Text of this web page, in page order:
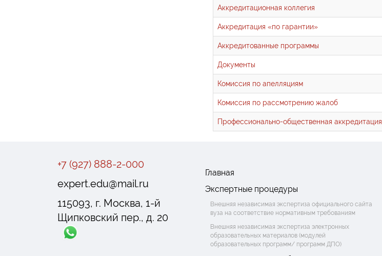
Аккредитационная коллегия
Аккредитация «по гарантии»
Аккредитованные программы
Документы
Комиссия по апелляциям
Комиссия по рассмотрению жалоб
Профессионально-общественная аккредитация
+7 (927) 888-2-000
expert.edu@mail.ru
115093, г. Москва, 1-й
Щипковский пер., д. 20
Главная
Экспертные процедуры
Внешняя независимая экспертиза официального сайта
вуза на соответствие нормативным требованиям
Внешняя независимая экспертиза электронных
образовательных материалов (модулей
образовательных программ/ программ ДПО)